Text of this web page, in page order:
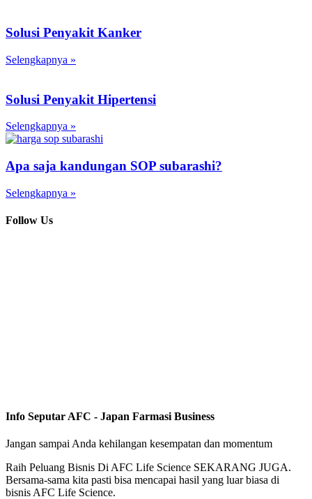
Solusi Penyakit Kanker
Selengkapnya »
Solusi Penyakit Hipertensi
Selengkapnya »
Apa saja kandungan SOP subarashi?
Selengkapnya »
Follow Us
Info Seputar AFC - Japan Farmasi Business
Jangan sampai Anda kehilangan kesempatan dan momentum
Raih Peluang Bisnis Di AFC Life Science SEKARANG JUGA.
Bersama-sama kita pasti bisa mencapai hasil yang luar biasa di
bisnis AFC Life Science.